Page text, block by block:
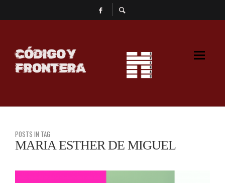
CÓDIGO Y
FRONTERA
POSTS IN TAG
MARIA ESTHER DE MIGUEL